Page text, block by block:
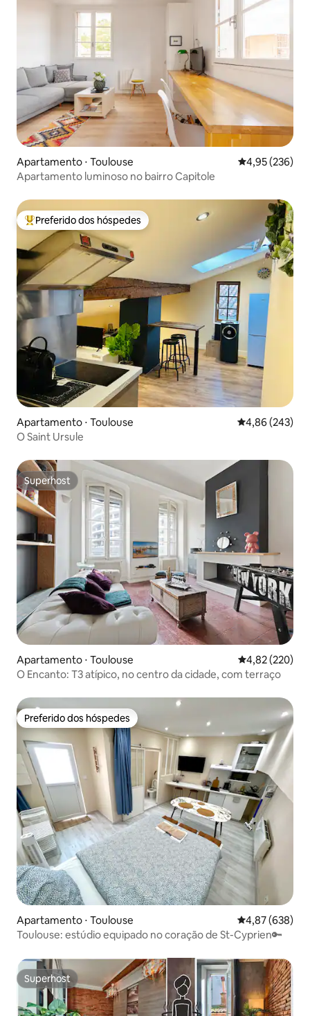
Apartamento ⋅ Toulouse 4,95 de uma
4,95 (236)
Apartamento luminoso no bairro Capitole
Entre os melhores preferidos dos hóspedes
Preferido dos hóspedes
Apartamento ⋅ Toulouse 4,86 de uma
4,86 (243)
O Saint Ursule
Superhost
Superhost
Apartamento ⋅ Toulouse 4,82 de uma
4,82 (220)
O Encanto: T3 atípico, no centro da cidade, com terraço
Preferido dos hóspedes
Preferido dos hóspedes
Apartamento ⋅ Toulouse 4,87 de uma
4,87 (638)
Toulouse: estúdio equipado no coração de St-Cyprien🔑
Superhost
Superhost